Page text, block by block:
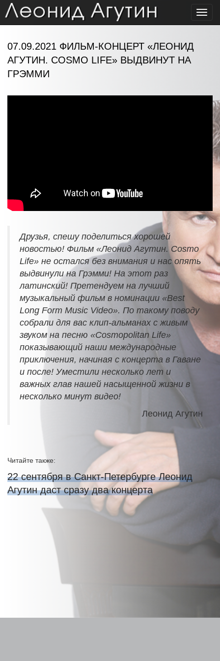
07.09.2021 ФИЛЬМ-КОНЦЕРТ «ЛЕОНИД
АГУТИН. COSMO LIFE» ВЫДВИНУТ НА
ГРЭММИ
Друзья, спешу поделиться хорошей
новостью! Фильм «Леонид Агутин. Cosmo
Life» не остался без внимания и нас опять
выдвинули на Грэмми! На этот раз
латинский! Претендуем на лучший
музыкальный фильм в номинации «Best
Long Form Music Video». По такому поводу
собрали для вас клип-альманах с живым
звуком на песню «Cosmopolitan Life»
показывающий наши международные
приключения, начиная с концерта в Гаване
и после! Уместили несколько лет и
важных глав нашей насыщенной жизни в
несколько минут видео!
Леонид Агутин
Читайте также:
22 сентября в Санкт-Петербурге Леонид
Агутин даст сразу два концерта